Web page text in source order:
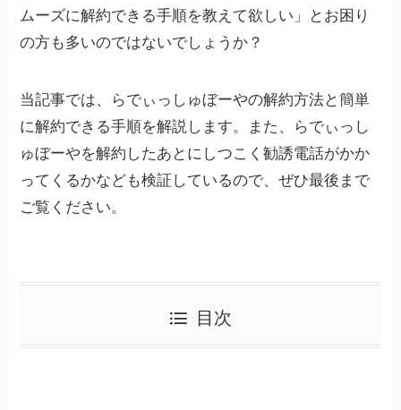
ムーズに解約できる手順を教えて欲しい」とお困り
の方も多いのではないでしょうか？
当記事では、らでぃっしゅぼーやの解約方法と簡単
に解約できる手順を解説します。また、らでぃっし
ゅぼーやを解約したあとにしつこく勧誘電話がかか
ってくるかなども検証しているので、ぜひ最後まで
ご覧ください。
目次